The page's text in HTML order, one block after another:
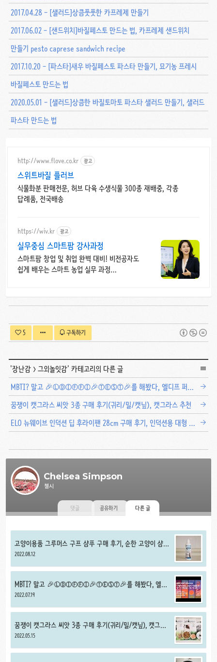
2017.04.28 - [샐러드]상큼풋풋한 카프레제 만들기
2017.06.02 - [샌드위치]바질페스토 만드는 법, 카프레제 샌드위치
만들기 pesto caprese sandwich recipe
2017.10.20 - [파스타]새우 바질페스토 파스타 만들기, 묘기농 프레시
바질페스토 만드는 법
2020.05.01 - [샐러드]상큼한 바질토마토 파스타 샐러드 만들기, 샐러드
파스타 만드는 법
http://www.flove.co.kr 광고
스위트바질 플러브
식물화분 판매전문, 허브 다육 수생식물 300종 재배중, 각종
답례품, 전국배송
https://wiv.kr 광고
실무중심 스마트팜 강사과정
스마트팜 창업 및 취업 완벽 대비! 비전공자도
쉽게 배우는 스마트 농업 실무 과정
5 구독하기
'장난감 >그외놀잇감' 카테고리의 다른 글
MBTI? 말고 🎉ⓁⒹⒾⒻⒻⒾ🎉ⓉⒺⓈⓉ🎉를 해봤다, 엘디프 퍼스널 그림 테스트, 셀프 인테리어 그림 취향 테스트 추천
꿈쟁이 캣그라스 씨앗 3종 구매 후기(귀리/밀/캣닢), 캣그라스 추천
ELO 뉴웨이브 인덕션 딥 후라이팬 28cm 구매 후기, 인덕션용 대형 프라이팬 추천
Chelsea Simpson
첼시
댓글 공유하기 다른 글
고양이용품 그루머스 구프 샴푸 구매 후기, 순한 고양이 샴푸
추천
2022.08.12
MBTI? 말고 🎉ⓁⒹⒾⒻⒻⒾ🎉ⓉⒺⓈⓉ🎉를 해봤다, 엘디
프 퍼스널 그림 테스트, 셀프 인테리어 그림 취향 테스트 추천
2022.07.19
꿈쟁이 캣그라스 씨앗 3종 구매 후기(귀리/밀/캣닢), 캣그라
스 추천
2022.05.15